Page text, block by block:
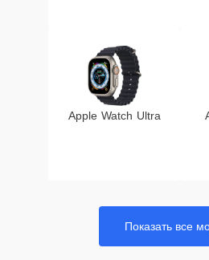
Apple Watch Ultra
Показать все